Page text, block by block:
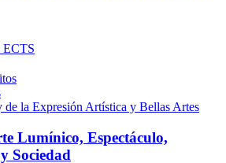
ECTS
la Expresión Artística y Bellas Artes
Lumínico, Espectáculo,
Sociedad